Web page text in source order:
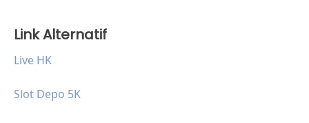
Link Alternatif
Live HK
Slot Depo 5K